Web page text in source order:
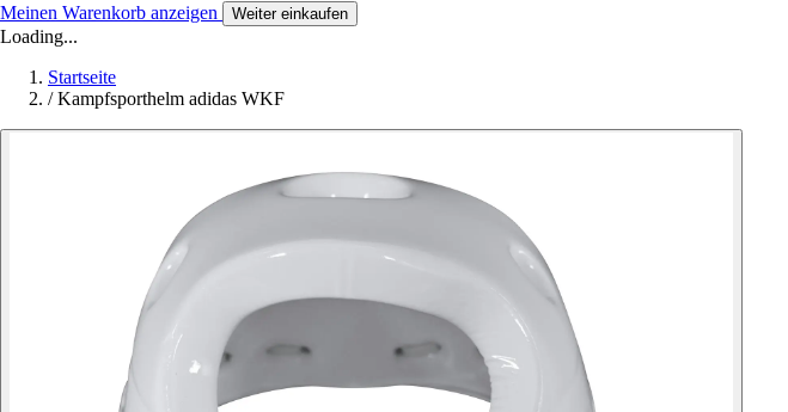
Meinen Warenkorb anzeigen Weiter einkaufen
Loading...
Startseite
/ Kampfsporthelm adidas WKF